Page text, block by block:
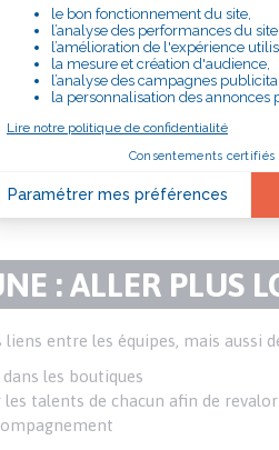
Au-delà des
faire ensemble qui
spontanés, les
à cette journée.
: ALLER PLUS
entre les équipes, mais aussi
les boutiques
talents de chacun afin de